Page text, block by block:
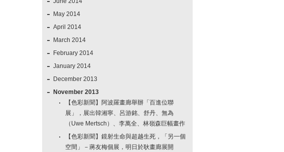
May 2014
April 2014
March 2014
February 2014
January 2014
December 2013
November 2013
【色彩新聞】阿波羅畫廊舉辦「百進位聯
展」，展出韓湘寧、呂游銘、舒丹、無為
（Uwe Mertsch）、李萬全、林嶺森巨幅畫作
【色彩新聞】鏡射生命與超越生死，「另一個
空間」－蔣友梅個展，明日於耿畫廊展開